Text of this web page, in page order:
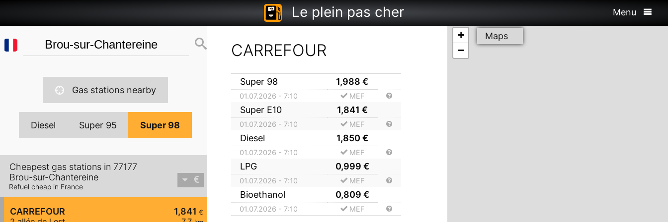
Le plein pas cher Menu
Gas stations nearby
Diesel Super 95 Super 98
Cheapest gas stations in 77177
Brou-sur-Chantereine
Refuel cheap in France
1,841 €
CARREFOUR
CARREFOUR
Super 98 1,988 €
01.07.2026 - 7:10 MEF
Super E10 1,841 €
01.07.2026 - 7:10 MEF
Diesel 1,850 €
01.07.2026 - 7:10 MEF
LPG 0,999 €
01.07.2026 - 7:10 MEF
Bioethanol 0,809 €
01.07.2026 - 7:10 MEF
+
−
Maps